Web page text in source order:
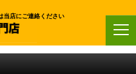
当店にご連絡ください